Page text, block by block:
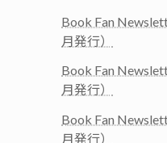
Book Fan
月発行）
Book Fan
月発行）
Book Fan
月発行）